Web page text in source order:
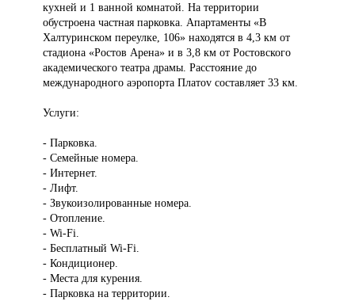
кухней и 1 ванной комнатой. На территории
обустроена частная парковка. Апартаменты «В
Халтуринском переулке, 106» находятся в 4,3 км от
стадиона «Ростов Арена» и в 3,8 км от Ростовского
академического театра драмы. Расстояние до
международного аэропорта Платov составляет 33 км.
Услуги:
- Парковка.
- Семейные номера.
- Интернет.
- Лифт.
- Звукоизолированные номера.
- Отопление.
- Wi-Fi.
- Бесплатный Wi-Fi.
- Кондиционер.
- Места для курения.
- Парковка на территории.